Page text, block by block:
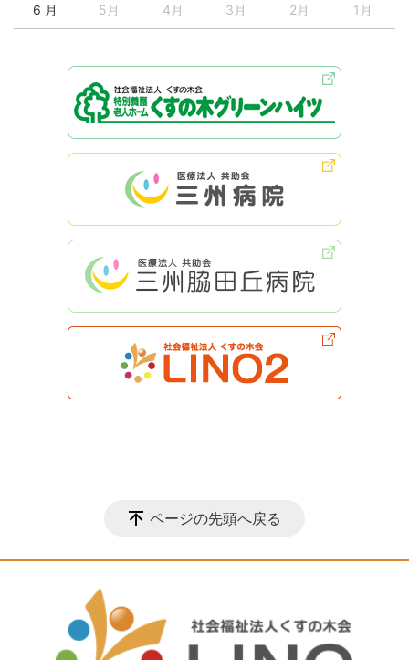
6 月 5月 4月 3月 2月 1月
ページの先頭へ戻る